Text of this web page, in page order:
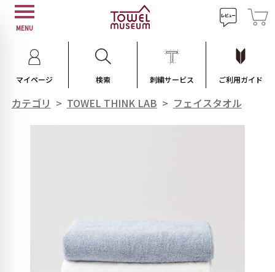
MENU
マイページ 検索 刺繍サービス ご利用ガイド
カテゴリ > TOWEL THINK LAB > フェイスタオル